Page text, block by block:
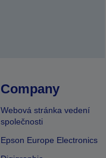
Company
Webová stránka vedení
společnosti
Epson Europe Electronics